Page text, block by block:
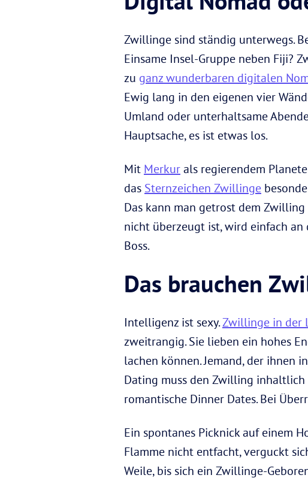
Zwillinge sind ständig unterwegs.
Einsame Insel-Gruppe neben Fiji?
zu ganz wunderbaren digitalen
Ewig lang in den eigenen vier
Umland oder unterhaltsame
Hauptsache, es ist etwas los.
Mit Merkur als regierendem
das Sternzeichen Zwillinge
Das kann man getrost dem
nicht überzeugt ist, wird einfach an
Boss.
Das brauchen
Intelligenz ist sexy.Zwillinge in der
zweitrangig. Sie lieben ein hohes
lachen können. Jemand, der ihnen
Dating muss den Zwilling inhaltlich
romantische Dinner Dates. Bei
Ein spontanes Picknick auf einem
Flamme nicht entfacht, verguckt
Weile, bis sich ein Zwillinge-